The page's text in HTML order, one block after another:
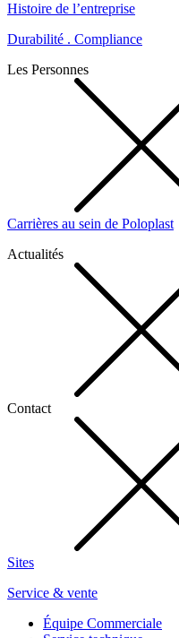
Histoire de l’entreprise
Durabilité . Compliance
Les Personnes
Carrières au sein de Poloplast
Actualités
Contact
Sites
Service & vente
Équipe Commerciale